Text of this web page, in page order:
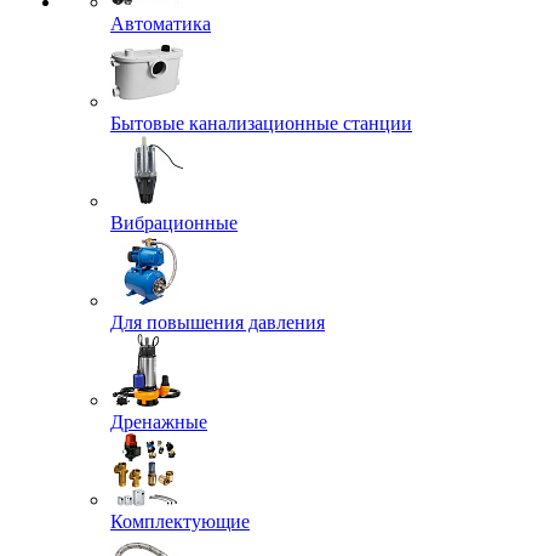
Автоматика
Бытовые канализационные станции
Вибрационные
Для повышения давления
Дренажные
Комплектующие